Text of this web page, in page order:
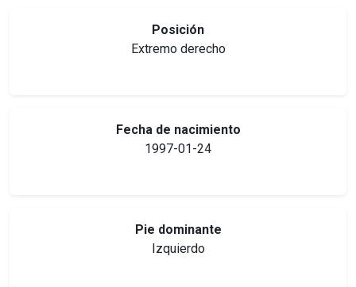
Posición
Extremo derecho
Fecha de nacimiento
1997-01-24
Pie dominante
Izquierdo